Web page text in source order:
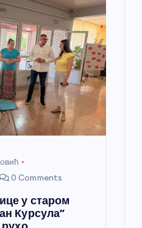
0 Comments
у старом
Курсула”